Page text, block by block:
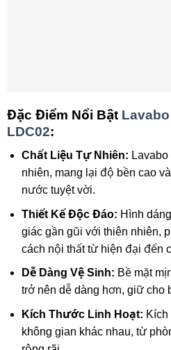
Đặc Điểm Nổi Bật
LDC02:
Chất Liệu Tự Nhiên:
nhiên, mang lại độ bền cao
nước tuyệt vời.
Thiết Kế Độc Đáo: Hình
giác gần gũi với thiên nhiên,
cách nội thất từ hiện đại đến
Dễ Dàng Vệ Sinh: Bề mặt
trở nên dễ dàng hơn, giữ cho
Kích Thước Linh Hoạt:
không gian khác nhau, từ